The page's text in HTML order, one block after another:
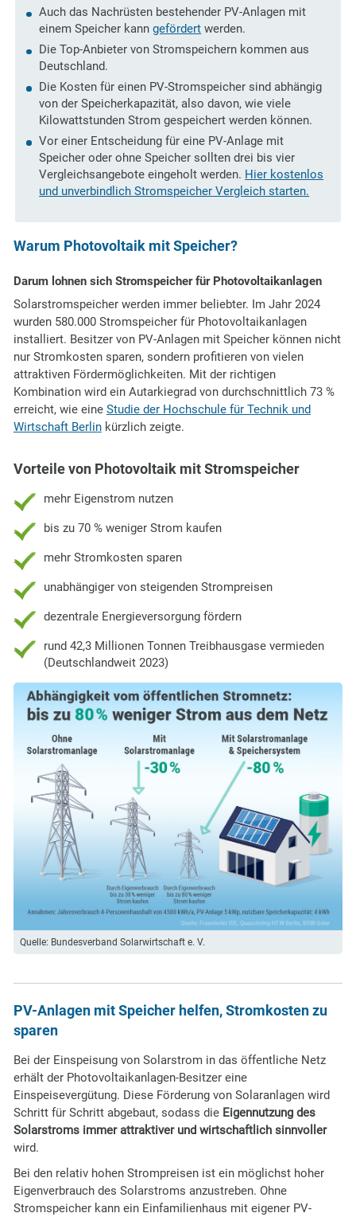
Auch das Nachrüsten bestehender PV-Anlagen mit
einem Speicher kanngefördert werden.
Die Top-Anbieter von Stromspeichern kommen aus
Deutschland.
Die Kosten für einen PV-Stromspeicher sind abhängig
von der Speicherkapazität, also davon, wie viele
Kilowattstunden Strom gespeichert werden können.
Vor einer Entscheidung für eine PV-Anlage mit
Speicher oder ohne Speicher sollten drei bis vier
Vergleichsangebote eingeholt werden. Hier kostenlos
und unverbindlich Stromspeicher Vergleich starten.
Warum Photovoltaik mit Speicher?
Darum lohnen sich Stromspeicher für Photovoltaikanlagen
Solarstromspeicher werden immer beliebter. Im Jahr 2024
wurden 580.000 Stromspeicher für Photovoltaikanlagen
installiert. Besitzer von PV-Anlagen mit Speicher können nicht
nur Stromkosten sparen, sondern profitieren von vielen
attraktiven Fördermöglichkeiten. Mit der richtigen
Kombination wird ein Autarkiegrad von durchschnittlich 73 %
erreicht, wie eine Studie der Hochschule für Technik und
Wirtschaft Berlinkürzlich zeigte.
Vorteile von Photovoltaik mit Stromspeicher
mehr Eigenstrom nutzen
bis zu 70 % weniger Strom kaufen
mehr Stromkosten sparen
unabhängiger von steigenden Strompreisen
dezentrale Energieversorgung fördern
rund 42,3 Millionen Tonnen Treibhausgase vermieden
(Deutschlandweit 2023)
Quelle: Bundesverband Solarwirtschaft e. V.
PV-Anlagen mit Speicher helfen, Stromkosten zu
sparen
Bei der Einspeisung von Solarstrom in das öffentliche Netz
erhält der Photovoltaikanlagen-Besitzer eine
Einspeisevergütung. Diese Förderung von Solaranlagen wird
Schritt für Schritt abgebaut, sodass die Eigennutzung des
Solarstroms immer attraktiver und wirtschaftlich sinnvoller
wird.
Bei den relativ hohen Strompreisen ist ein möglichst hoher
Eigenverbrauch des Solarstroms anzustreben. Ohne
Stromspeicher kann ein Einfamilienhaus mit eigener PV-